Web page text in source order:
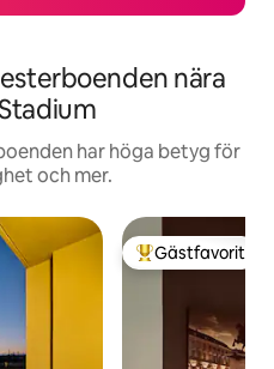
nära
har höga betyg för
och mer.
Populär
Gästfavorit